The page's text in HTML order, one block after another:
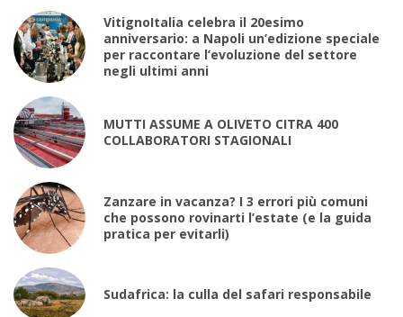
VitignoItalia celebra il 20esimo
anniversario: a Napoli un’edizione speciale
per raccontare l’evoluzione del settore
negli ultimi anni
MUTTI ASSUME A OLIVETO CITRA 400
COLLABORATORI STAGIONALI
Zanzare in vacanza? I 3 errori più comuni
che possono rovinarti l’estate (e la guida
pratica per evitarli)
Sudafrica: la culla del safari responsabile